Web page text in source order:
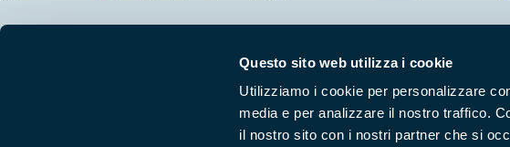
Questo sito web utilizza i cookie
Utilizziamo i cookie per personalizzare
media e per analizzare il nostro traffico.
il nostro sito con i nostri partner che si